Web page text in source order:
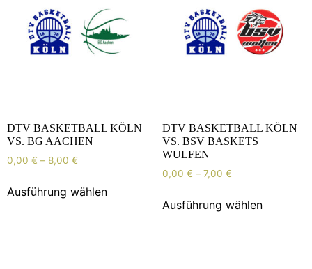
DTV BASKETBALL KÖLN
VS. BG AACHEN
0,00 € – 8,00 €
Ausführung wählen
DTV BASKETBALL KÖLN
VS. BSV BASKETS
WULFEN
0,00 € – 7,00 €
Ausführung wählen